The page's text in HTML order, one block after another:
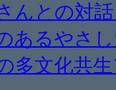
んとの対
あるやさ
文化共生